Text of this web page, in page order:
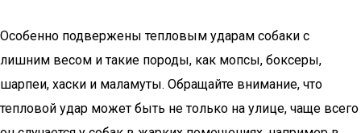
Особенно подвержены тепловым ударам собаки с
лишним весом и такие породы, как мопсы, боксеры,
шарпеи, хаски и маламуты. Обращайте внимание, что
тепловой удар может быть не только на улице, чаще всего